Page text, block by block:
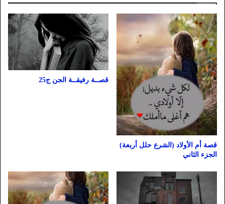
قصة أم الأولاد (الشرع حلل أربعة)
الجزء الثاني
قصــة رفيقــة الجن ج25